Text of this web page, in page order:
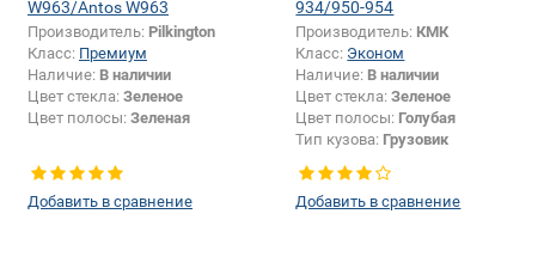
W963/Antos W963
Производитель: Pilkington
Класс: Премиум
Наличие: В наличии
Цвет стекла: Зеленое
Цвет полосы: Зеленая
Добавить в сравнение
934/950-954
Производитель: КМК
Класс: Эконом
Наличие: В наличии
Цвет стекла:Зеленое
Цвет полосы: Голубая
Тип кузова: Грузовик
Добавить в сравнение